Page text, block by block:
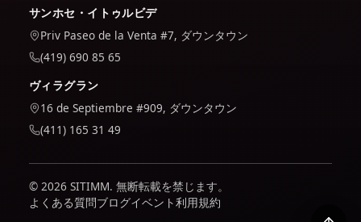
サンホセ・イトゥルビデ
Priv Paseo de la Venta #7, ダウンタウン
(419) 690 85 65
ヴィラグラン
16 de Septiembre #909, ダウンタウン
(411) 165 31 49
© 2026 SITIMM. 無断転載を禁じます。
よくある質問ブログイベント利用規約